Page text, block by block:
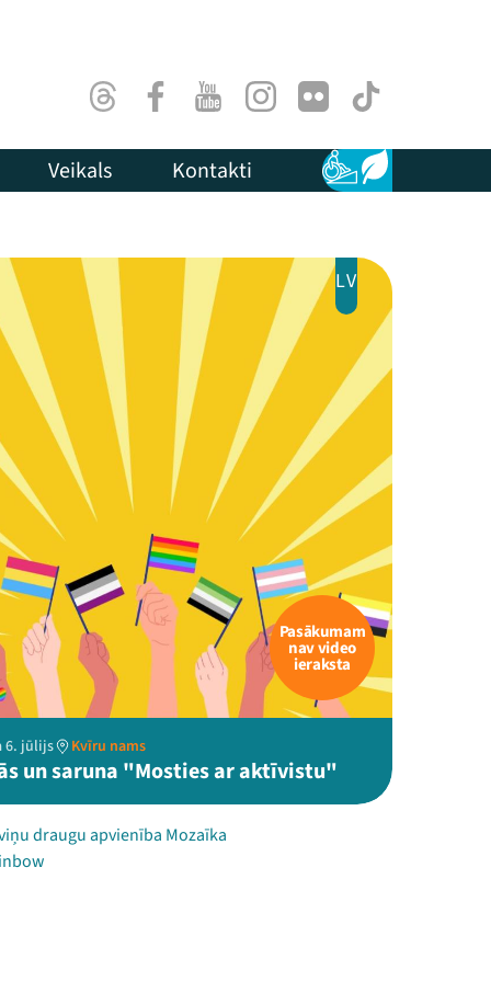
ThreadsFacebookYoutubeInstagram
Flick TikTok
Veikals Kontakti Pieejamība
Ilgtspēja
LV
Pasākumam
nav video
ieraksta
6. jūlijs Kvīru nams
un saruna "Mosties ar aktīvistu"
draugu apvienība Mozaīka